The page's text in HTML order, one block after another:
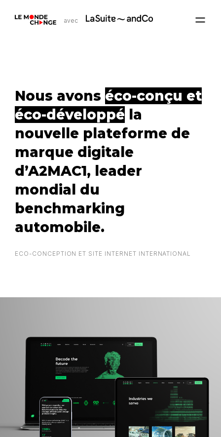
avec
Nous avons éco-conçu et
éco-développé la
nouvelle plateforme de
marque digitale
d’A2MAC1, leader
mondial du
benchmarking
automobile.
ECO-CONCEPTION ET SITE INTERNET INTERNATIONAL